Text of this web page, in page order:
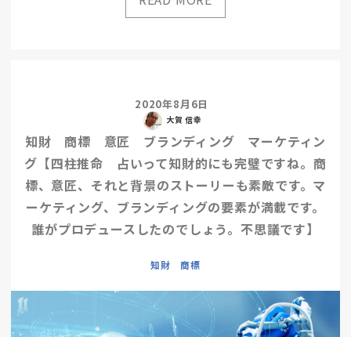
知財 商標 意匠 ブランディング マーケティン
グ【四柱推命 占いって知財的にも完璧ですね。商
標、意匠、それと背景のストーリーも素敵です。マ
ーケティング、ブランディングの要素が満載です。
誰がプロデュースしたのでしょう。不思議です】
知財 商標
大賀 信幸
2020年8月6日